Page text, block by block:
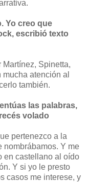
Yo creo que
escribió texto
Spinetta,
atención al
también.
las palabras,
volado
pertenezco a la
nombrábamos. Y me
en castellano al oído
Y si yo le presto
casos me interese, y